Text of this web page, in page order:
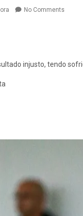
No Comments
injusto, tendo